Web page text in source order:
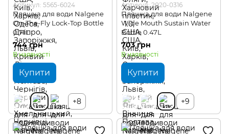
Артикул: 5565-6024
Пляшка для води Nalgene
On-The-Fly Lock-Top Bottle
0.71L
744 грн
В наявності
Купити
+8
Артикул: 2020-0316
Пляшка для води Nalgene
Wide Mouth Sustain Water
Bottle 0.47L
703 грн
В наявності
Купити
+9